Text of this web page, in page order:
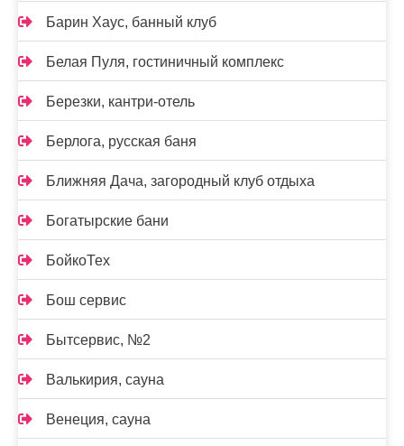
Барин Хаус, банный клуб
Белая Пуля, гостиничный комплекс
Березки, кантри-отель
Берлога, русская баня
Ближняя Дача, загородный клуб отдыха
Богатырские бани
БойкоТех
Бош сервис
Бытсервис, №2
Валькирия, сауна
Венеция, сауна